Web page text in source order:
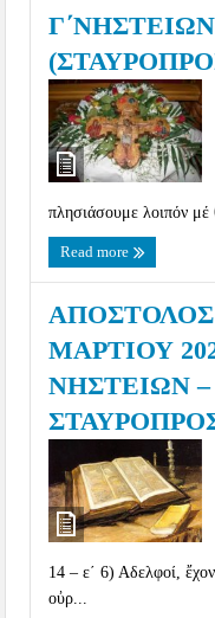
Γ΄ΝΗΣΤΕΙΩΝ
πλησιάσουμε λοιπόν
Read more
ΑΠΟΣΤΟΛΟΣ
ΜΑΡΤΙΟΥ
ΝΗΣΤΕΙΩΝ –
14 – ε´ 6) Αδελφοί,
οὐρ...